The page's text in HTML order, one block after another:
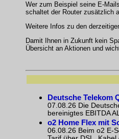
Wer zum Beispiel seine E-
schaltet der Router zusätzlich
Weitere Infos zu den
Damit Ihnen in Zukunft kein
Übersicht an Aktionen und
Deutsche Telekom
07.08.26 Die
bereinigtes EBITDA
o2 Home Flex mit
06.08.26 Beim o2 E-